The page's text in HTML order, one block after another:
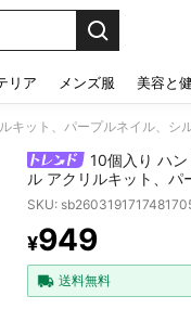
リア メンズ服 美容と
10個入り ハ
ル アクリルキット、パ
イ、ローズレッドタイ
スタイル、パーティー
ーティー&その他の祝
ファイル付き
SKU:
PRICE
¥949
送料無料